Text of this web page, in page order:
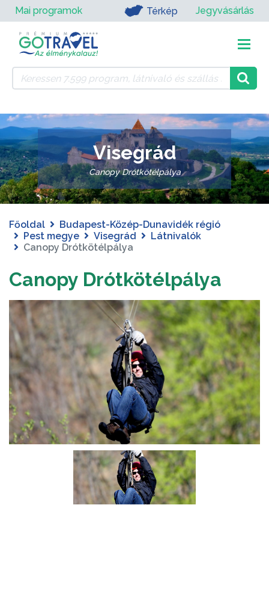
Mai programok Térkép Jegyvásárlás
Visegrád
Canopy Drótkötélpálya
Főoldal
Budapest-Közép-Dunavidék régió
Pest megye
Visegrád
Látnivalók
Canopy Drótkötélpálya
Canopy Drótkötélpálya